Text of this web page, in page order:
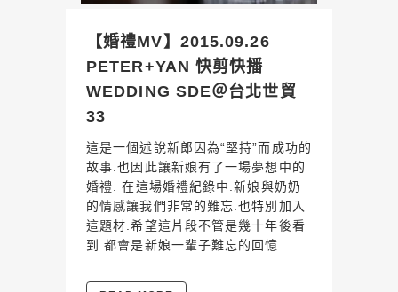
【婚禮MV】2015.09.26
PETER+YAN 快剪快播
WEDDING SDE＠台北世貿
33
這是一個述說新郎因為“堅持”而成功的
故事.也因此讓新娘有了一場夢想中的
婚禮. 在這場婚禮紀錄中.新娘與奶奶
的情感讓我們非常的難忘.也特別加入
這題材.希望這片段不管是幾十年後看
到 都會是新娘一輩子難忘的回憶.